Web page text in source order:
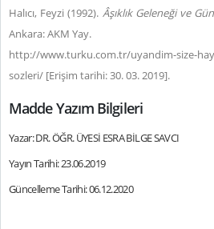
Halıcı, Feyzi (1992). Âşıklık Geleneği ve
Ankara: AKM Yay.
http://www.turku.com.tr/uyandim-size-
sozleri/ [Erişim tarihi: 30. 03. 2019].
Madde Yazım Bilgileri
Yazar: DR. ÖĞR. ÜYESİ ESRA BİLGE SAVCI
Yayın Tarihi: 23.06.2019
Güncelleme Tarihi: 06.12.2020